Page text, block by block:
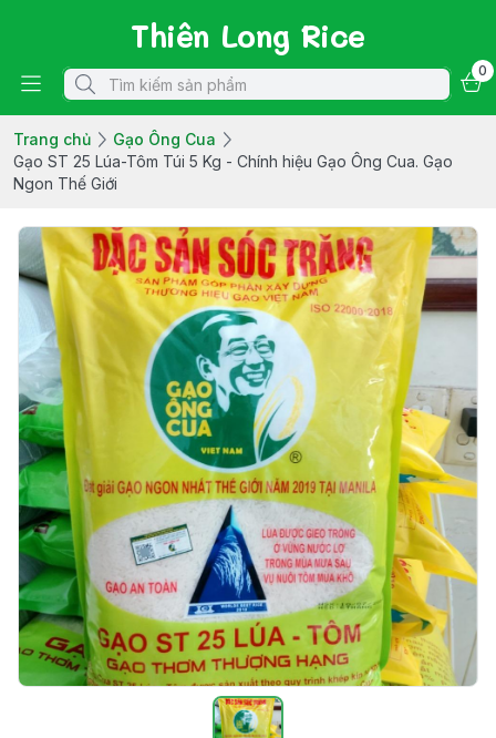
Thiên Long Rice
0
Trang chủ
Gạo Ông Cua
Gạo ST 25 Lúa-Tôm Túi 5 Kg - Chính hiệu Gạo Ông Cua. Gạo
Ngon Thế Giới